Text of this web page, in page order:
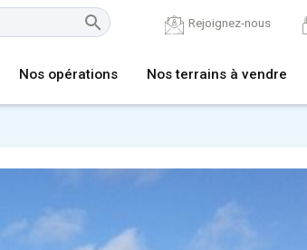
Rejoignez-nous
Nos opérations Nos terrains à vendre